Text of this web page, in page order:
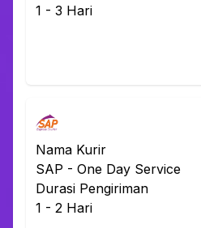
1 - 3 Hari
Nama Kurir
SAP - One Day Service
Durasi Pengiriman
1 - 2 Hari